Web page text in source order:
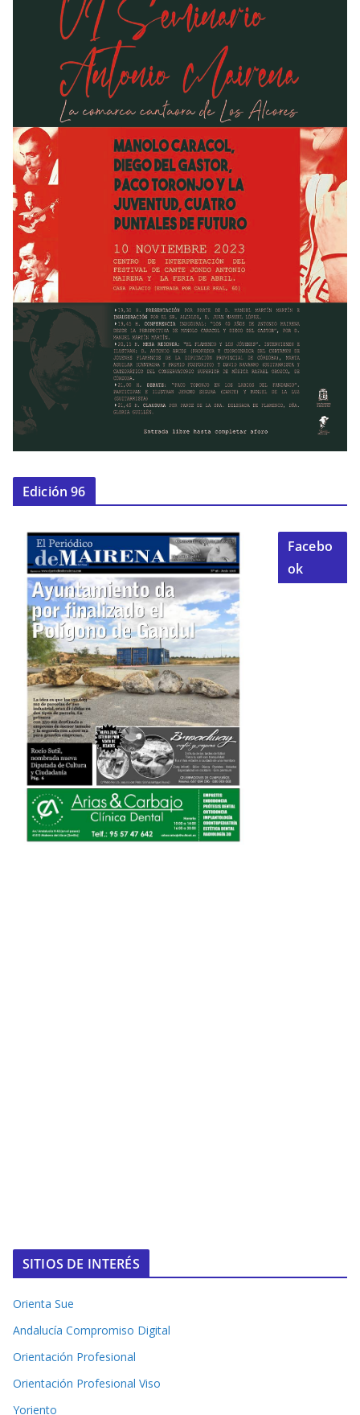
Edición 96
Facebo
ok
SITIOS DE INTERÉS
Orienta Sue
Andalucía Compromiso Digital
Orientación Profesional
Orientación Profesional Viso
Yoriento